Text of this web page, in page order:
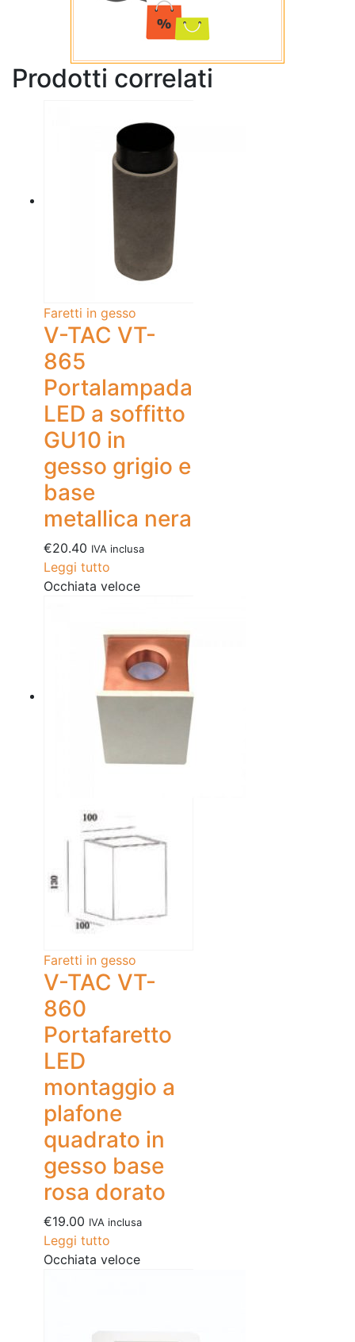
Prodotti correlati
Faretti in gesso
V-TAC VT-
865
Portalampada
LED a soffitto
GU10 in
gesso grigio e
base
metallica nera
€20.40 IVA inclusa
Leggi tutto
Occhiata veloce
Faretti in gesso
V-TAC VT-
860
Portafaretto
LED
montaggio a
plafone
quadrato in
gesso base
rosa dorato
€19.00 IVA inclusa
Leggi tutto
Occhiata veloce